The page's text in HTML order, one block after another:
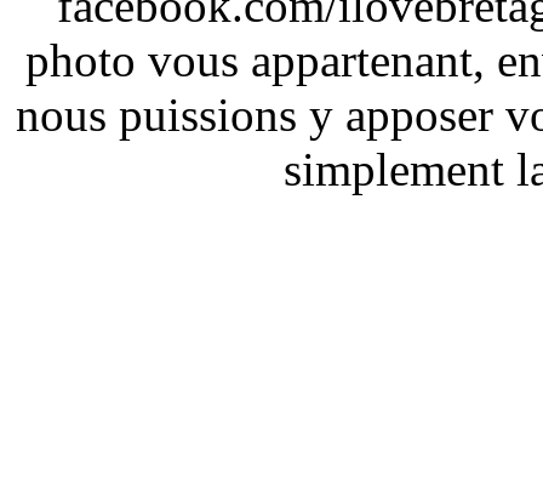
photo vous appartenant,
nous puissions y apposer
simplement